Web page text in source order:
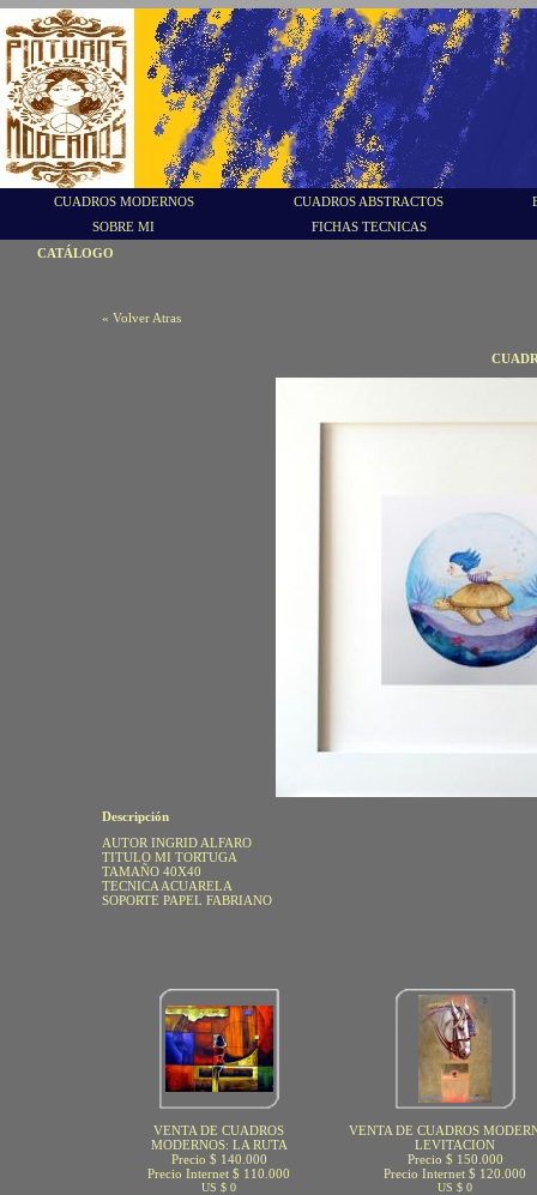
CUADROS MODERNOS CUADROS ABSTRACTOS
SOBRE MI
FICHAS TECNICAS
CATÁLOGO
« Volver Atras
Descripción
AUTOR INGRID ALFARO
TITULO MI TORTUGA
TAMAÑO 40X40
TECNICA ACUARELA
SOPORTE PAPEL FABRIANO
VENTA DE CUADROS
MODERNOS: LA RUTA
Precio $ 140.000
Precio Internet $ 110.000
US $ 0
VENTA DE CUADROS
LEVITACION
Precio $ 150.000
Precio Internet $ 120.000
US $ 0